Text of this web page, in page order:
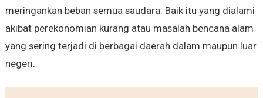
meringankan beban semua saudara. Baik itu yang dialami
akibat perekonomian kurang atau masalah bencana alam
yang sering terjadi di berbagai daerah dalam maupun luar
negeri.